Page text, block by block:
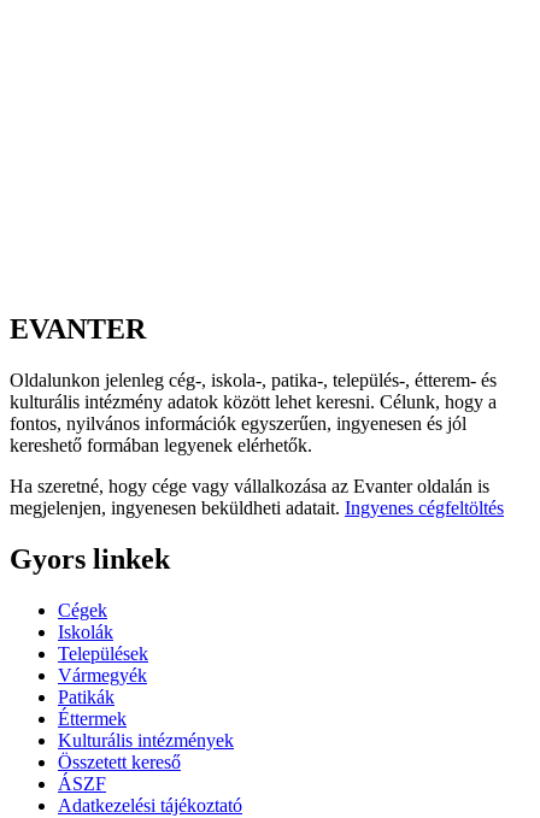
EVANTER
Oldalunkon jelenleg cég-, iskola-, patika-, település-, étterem- és
kulturális intézmény adatok között lehet keresni. Célunk, hogy a
fontos, nyilvános információk egyszerűen, ingyenesen és jól
kereshető formában legyenek elérhetők.
Ha szeretné, hogy cége vagy vállalkozása az Evanter oldalán is
megjelenjen, ingyenesen beküldheti adatait. Ingyenes cégfeltöltés
Gyors linkek
Cégek
Iskolák
Települések
Vármegyék
Patikák
Éttermek
Kulturális intézmények
Összetett kereső
ÁSZF
Adatkezelési tájékoztató